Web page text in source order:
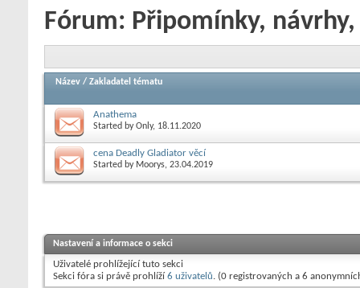
Fórum: Připomínky,
Název / Zakladatel tématu
Anathema
Started byOnly, 18.11.2020
cena Deadly Gladiator věcí
Started by Moorys, 23.04.2019
Nastavení a informace o sekci
Uživatelé prohlížející tuto sekci
Sekci fóra si právě prohlíží6 uživatelů. (0 registrovaných a 6